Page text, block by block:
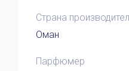
Страна
Оман
Парфюмер